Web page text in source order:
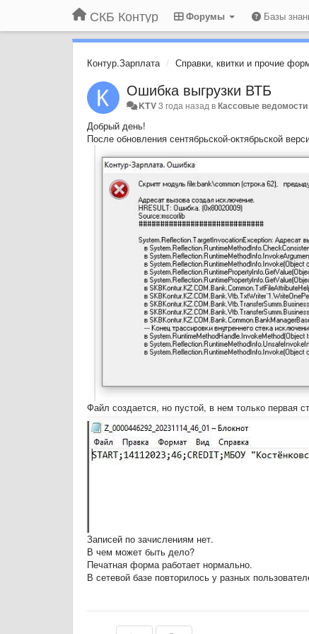
СКБ Контур Форумы Базы
Контур.Зарплата Справки, квитки и прочие
Ошибка выгрузки ВТБ
KTV3 года назад вКассовые
Добрый день!
После обновления сентябрьской-октябрьской
Файл создается, но пустой, в нем только первая
Записей по зачислениям нет.
В чем может быть дело?
Печатная форма работает нормально.
В сетевой базе повторилось у разных